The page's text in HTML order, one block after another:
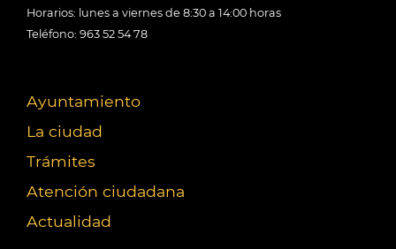
Horarios: lunes a viernes de 8:30 a 14:00 horas
Teléfono: 963 52 54 78
Ayuntamiento
La ciudad
Trámites
Atención ciudadana
Actualidad